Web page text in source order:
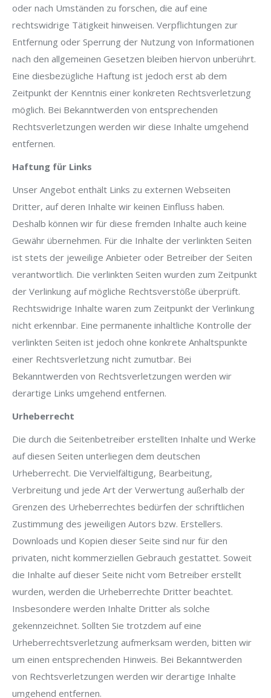
oder nach Umständen zu forschen, die auf eine
rechtswidrige Tätigkeit hinweisen. Verpflichtungen zur
Entfernung oder Sperrung der Nutzung von Informationen
nach den allgemeinen Gesetzen bleiben hiervon unberührt.
Eine diesbezügliche Haftung ist jedoch erst ab dem
Zeitpunkt der Kenntnis einer konkreten Rechtsverletzung
möglich. Bei Bekanntwerden von entsprechenden
Rechtsverletzungen werden wir diese Inhalte umgehend
entfernen.
Haftung für Links
Unser Angebot enthält Links zu externen Webseiten
Dritter, auf deren Inhalte wir keinen Einfluss haben.
Deshalb können wir für diese fremden Inhalte auch keine
Gewähr übernehmen. Für die Inhalte der verlinkten Seiten
ist stets der jeweilige Anbieter oder Betreiber der Seiten
verantwortlich. Die verlinkten Seiten wurden zum Zeitpunkt
der Verlinkung auf mögliche Rechtsverstöße überprüft.
Rechtswidrige Inhalte waren zum Zeitpunkt der Verlinkung
nicht erkennbar. Eine permanente inhaltliche Kontrolle der
verlinkten Seiten ist jedoch ohne konkrete Anhaltspunkte
einer Rechtsverletzung nicht zumutbar. Bei
Bekanntwerden von Rechtsverletzungen werden wir
derartige Links umgehend entfernen.
Urheberrecht
Die durch die Seitenbetreiber erstellten Inhalte und Werke
auf diesen Seiten unterliegen dem deutschen
Urheberrecht. Die Vervielfältigung, Bearbeitung,
Verbreitung und jede Art der Verwertung außerhalb der
Grenzen des Urheberrechtes bedürfen der schriftlichen
Zustimmung des jeweiligen Autors bzw. Erstellers.
Downloads und Kopien dieser Seite sind nur für den
privaten, nicht kommerziellen Gebrauch gestattet. Soweit
die Inhalte auf dieser Seite nicht vom Betreiber erstellt
wurden, werden die Urheberrechte Dritter beachtet.
Insbesondere werden Inhalte Dritter als solche
gekennzeichnet. Sollten Sie trotzdem auf eine
Urheberrechtsverletzung aufmerksam werden, bitten wir
um einen entsprechenden Hinweis. Bei Bekanntwerden
von Rechtsverletzungen werden wir derartige Inhalte
umgehend entfernen.